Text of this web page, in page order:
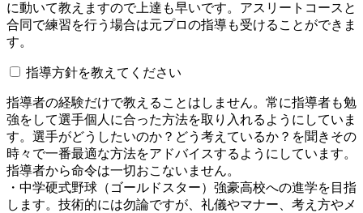
に動いて教えますので上達も早いです。アスリートコースと
合同で練習を行う場合は元プロの指導も受けることができま
す。
指導方針を教えてください
指導者の経験だけで教えることはしません。常に指導者も勉
強をして選手個人に合った方法を取り入れるようにしていま
す。選手がどうしたいのか？どう考えているか？を聞きその
時々で一番最適な方法をアドバイスするようにしています。
指導者から命令は一切おこないません。
・中学硬式野球（ゴールドスター）強豪高校への進学を目指
します。技術的には勿論ですが、礼儀やマナー、考え方やメ